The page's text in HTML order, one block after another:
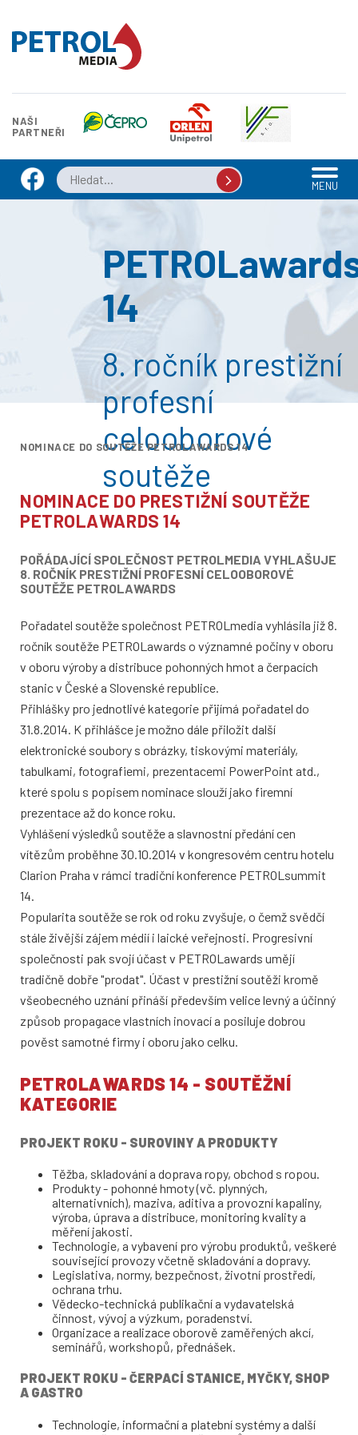
NAŠI
PARTNEŘI
MENU
14
8. ročník prestižní
profesní
celooborové
soutěže
NOMINACE DO SOUTĚŽE PETROLAWARDS 14
NOMINACE DO PRESTIŽNÍ SOUTĚŽE
PETROLAWARDS 14
POŘÁDAJÍCÍ SPOLEČNOST PETROLMEDIA VYHLAŠUJE
8. ROČNÍK PRESTIŽNÍ PROFESNÍ CELOOBOROVÉ
SOUTĚŽE PETROLAWARDS
Pořadatel soutěže společnost PETROLmedia vyhlásila již 8.
ročník soutěže PETROLawards o významné počiny v oboru
v oboru výroby a distribuce pohonných hmot a čerpacích
stanic v České a Slovenské republice.
Přihlášky pro jednotlivé kategorie přijímá pořadatel do
31.8.2014. K přihlášce je možno dále přiložit další
elektronické soubory s obrázky, tiskovými materiály,
tabulkami, fotografiemi, prezentacemi PowerPoint atd.,
které spolu s popisem nominace slouží jako firemní
prezentace až do konce roku.
Vyhlášení výsledků soutěže a slavnostní předání cen
vítězům proběhne 30.10.2014 v kongresovém centru hotelu
Clarion Praha v rámci tradiční konference PETROLsummit
14.
Popularita soutěže se rok od roku zvyšuje, o čemž svědčí
stále živější zájem médií i laické veřejnosti. Progresivní
společnosti pak svojí účast v PETROLawards umějí
tradičně dobře "prodat". Účast v prestižní soutěži kromě
všeobecného uznání přináší především velice levný a účinný
způsob propagace vlastních inovací a posiluje dobrou
pověst samotné firmy i oboru jako celku.
PETROLAWARDS 14 - SOUTĚŽNÍ
KATEGORIE
PROJEKT ROKU - SUROVINY A PRODUKTY
Těžba, skladování a doprava ropy, obchod s ropou.
Produkty - pohonné hmoty (vč. plynných,
alternativních), maziva, aditiva a provozní kapaliny,
výroba, úprava a distribuce, monitoring kvality a
měření jakosti.
Technologie, a vybavení pro výrobu produktů, veškeré
související provozy včetně skladování a dopravy.
Legislativa, normy, bezpečnost, životní prostředí,
ochrana trhu.
Vědecko-technická publikační a vydavatelská
činnost, vývoj a výzkum, poradenství.
Organizace a realizace oborově zaměřených akcí,
seminářů, workshopů, přednášek.
PROJEKT ROKU - ČERPACÍ STANICE, MYČKY, SHOP
A GASTRO
Technologie, informační a platební systémy a další